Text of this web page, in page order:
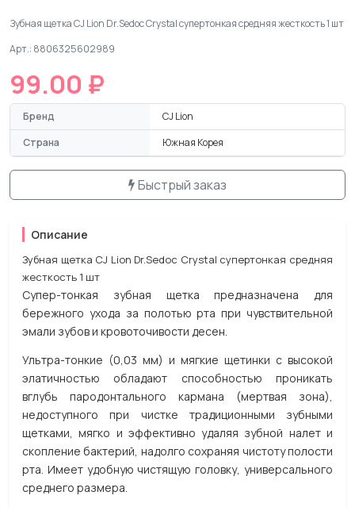
Зубная щетка CJ Lion Dr.Sedoc Сrystal супертонкая средняя жесткость 1 шт
Арт.: 8806325602989
99.00 ₽
Бренд
CJ Lion
Страна
Южная Корея
Быстрый заказ
Описание
Зубная щетка CJ Lion Dr.Sedoc Сrystal супертонкая средняя
жесткость 1 шт
Супер-тонкая зубная щетка предназначена для
бережного ухода за полотью рта при чувствительной
эмали зубов и кровоточивости десен.
Ультра-тонкие (0,03 мм) и мягкие щетинки с высокой
элатичностью обладают способностью проникать
вглубь пародонтального кармана (мертвая зона),
недоступного при чистке традиционными зубными
щетками, мягко и эффективно удаляя зубной налет и
скопление бактерий, надолго сохраняя чистоту полости
рта. Имеет удобную чистящую головку, универсального
среднего размера.